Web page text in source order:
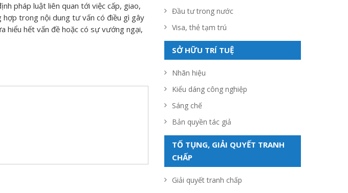
pháp luật liên quan tới việc cấp, giao,
trong nội dung tư vấn có điều gì gây
hiểu hết vấn đề hoặc có sự vướng ngại,
Đầu tư trong nước
Visa, thẻ tạm trú
SỞ HỮU TRÍ TUỆ
Nhãn hiệu
Kiểu dáng công nghiệp
Sáng chế
Bản quyền tác giả
TỐ TỤNG, GIẢI QUYẾT TRANH
CHẤP
Giải quyết tranh chấp